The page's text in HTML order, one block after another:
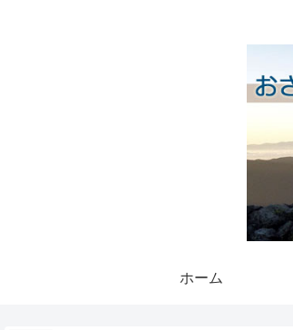
ホーム